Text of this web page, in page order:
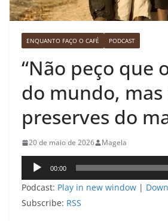
ENQUANTO FAÇO O CAFÉ PODCAST
“Não peço que
do mundo, mas
preserves do
20 de maio de 2026 Magela
Tocador
de
áudio
00:00
Podcast: Play in new window |
Subscribe: RSS